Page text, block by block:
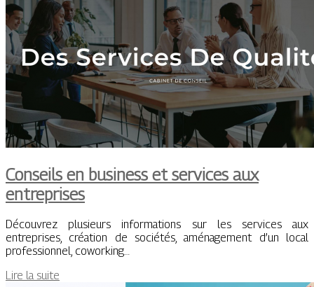
Conseils en business et services aux
entreprises
Découvrez plusieurs informations sur les services aux
entreprises, création de sociétés, aménagement d’un local
professionnel, coworking…
Lire la suite